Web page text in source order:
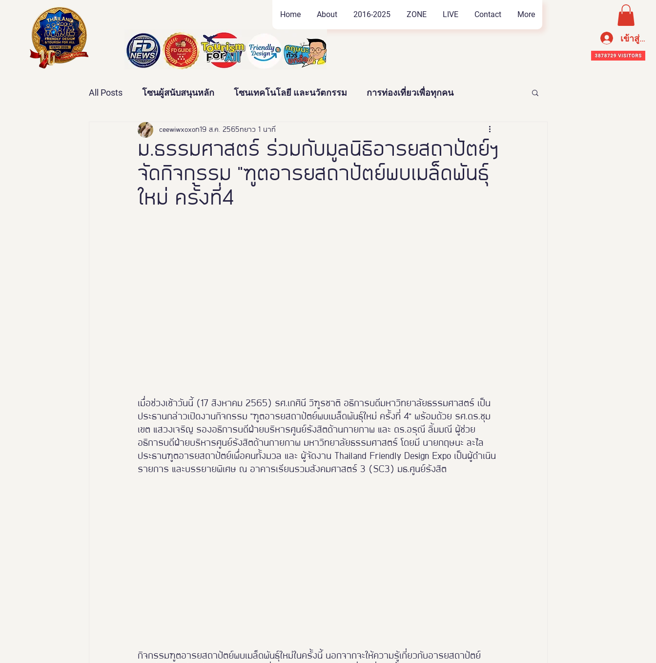
Home About 2016-2025 ZONE LIVE Contact More
เข้าสู่ระ
All Posts โซนผู้สนับสนุนหลัก โซนเทคโนโลยี และนวัตกรรม การท่องเที่ยวเพื่อทุกคน
เทคโนโลยีเพื่อสุขภาพ วัฒนธรรม และสินค้าชุมชน อาหารเพือสุขภาพ
บ้านและคุณภาพชีวิต ข่าว News Thailand Friendly Design Expo2022
ม.ธรรมศาสตร์ ร่วมกับมูลนิธิอารยสถาปัตย์ฯ
จัดกิจกรรม "ฑูตอารยสถาปัตย์พบเมล็ดพันธุ์
ใหม่ ครั้งที่4
ceewiwxoxo 19 ส.ค. 2565 ยาว 1 นาที
เมื่อช่วงเช้าวันนี้ (17 สิงหาคม 2565) รศ.เกศินี วิฑูรชาติ อธิการบดีมหาวิทยาลัยธรรมศาสตร์ เป็น
ประธานกล่าวเปิดงานกิจกรรม "ฑูตอารยสถาปัตย์พบเมล็ดพันธุ์ใหม่ ครั้งที่ 4" พร้อมด้วย รศ.ดร.ชุม
เขต แสวงเจริญ รองอธิการบดีฝ่ายบริหารศูนย์รังสิตด้านกายภาพ และ ดร.อรุณี ลิ้มมณี ผู้ช่วย
อธิการบดีฝ่ายบริหารศูนย์รังสิตด้านกายภาพ มหาวิทยาลัยธรรมศาสตร์ โดยมี นายกฤษนะ ละไล
ประธานฑูตอารยสถาปัตย์เพื่อคนทั้งมวล และ ผู้จัดงาน Thailand Friendly Design Expo เป็นผู้ดำเนิน
รายการ และบรรยายพิเศษ ณ อาคารเรียนรวมสังคมศาสตร์ 3 (SC3) มธ.ศูนย์รังสิต
กิจกรรมฑูตอารยสถาปัตย์พบเมล็ดพันธุ์ใหม่ในครั้งนี้ นอกจากจะให้ความรู้เกี่ยวกับอารยสถาปัตย์